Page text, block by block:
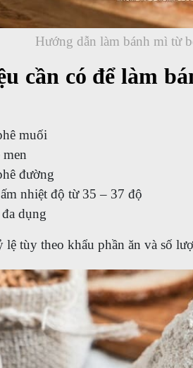
Hướng dẫn làm bánh mì từ
cần có để làm
muối
men
đường
nhiệt độ từ 35 – 37 độ
dụng
lệ tùy theo khẩu phần ăn và số